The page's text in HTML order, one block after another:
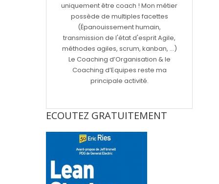
uniquement être coach ! Mon métier
possède de multiples facettes
(Épanouissement humain,
transmission de l'état d'esprit Agile,
méthodes agiles, scrum, kanban, ...)
Le Coaching d’Organisation & le
Coaching d’Equipes reste ma
principale activité.
ECOUTEZ GRATUITEMENT